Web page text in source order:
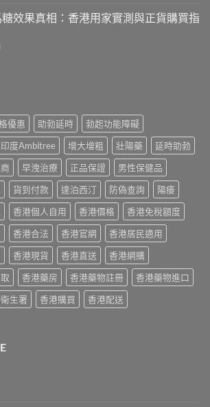
效果真相：香港用家實測與正貨購買指
優惠 助勃延時
勃起功能障礙
印度Ambitree 增大增粗 壯陽藥
延時助勃
早洩治療 正品保證
男性保健品
貨到付款 達泊西汀 防偽查詢
陽痿
香港個人自用 香港價格
香港免稅額度
香港合法 香港官網
香港居民適用
香港現貨 香港直送
香港網購
香港藥房 香港藥物註冊
香港藥物進口
生署 香港購買 香港配送